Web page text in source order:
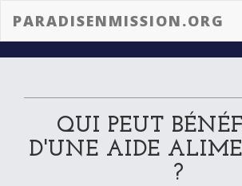
PARADISENMISSION.ORG
QUI PEUT
D'UNE AIDE
?